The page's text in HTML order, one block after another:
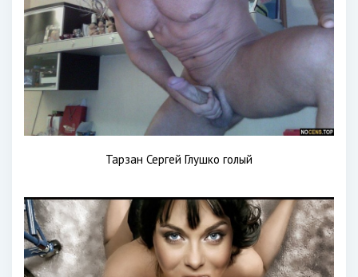
Тарзан Сергей Глушко голый